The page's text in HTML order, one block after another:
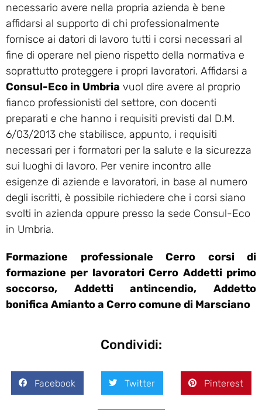
necessario avere nella propria azienda è bene
affidarsi al supporto di chi professionalmente
fornisce ai datori di lavoro tutti i corsi necessari al
fine di operare nel pieno rispetto della normativa e
soprattutto proteggere i propri lavoratori. Affidarsi a
Consul-Eco in Umbria vuol dire avere al proprio
fianco professionisti del settore, con docenti
preparati e che hanno i requisiti previsti dal D.M.
6/03/2013 che stabilisce, appunto, i requisiti
necessari per i formatori per la salute e la sicurezza
sui luoghi di lavoro. Per venire incontro alle
esigenze di aziende e lavoratori, in base al numero
degli iscritti, è possibile richiedere che i corsi siano
svolti in azienda oppure presso la sede Consul-Eco
in Umbria.
Formazione professionale Cerro corsi di
formazione per lavoratori Cerro Addetti primo
soccorso, Addetti antincendio, Addetto
bonifica Amianto a Cerro comune di Marsciano
Condividi:
Facebook Twitter Pinterest